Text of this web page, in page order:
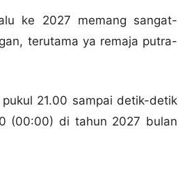
ke 2027 memang sangat-
terutama ya remaja putra-
21.00 sampai detik-detik
(00:00) di tahun 2027 bulan